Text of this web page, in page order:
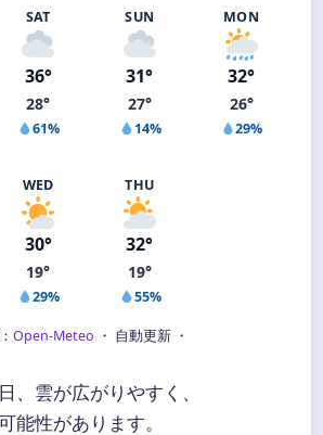
SAT
36°
28°
61%
SUN
31°
27°
14%
MON
32°
26°
29%
WED
30°
19°
29%
THU
32°
19°
55%
Open-Meteo ・ 自動更新 ・
、雲が広がりやすく、
能性があります。